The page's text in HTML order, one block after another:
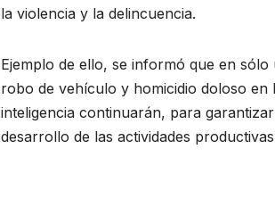
la violencia y la delincuencia.
Ejemplo de ello, se informó que en
robo de vehículo y homicidio doloso en
inteligencia continuarán, para
desarrollo de las actividades